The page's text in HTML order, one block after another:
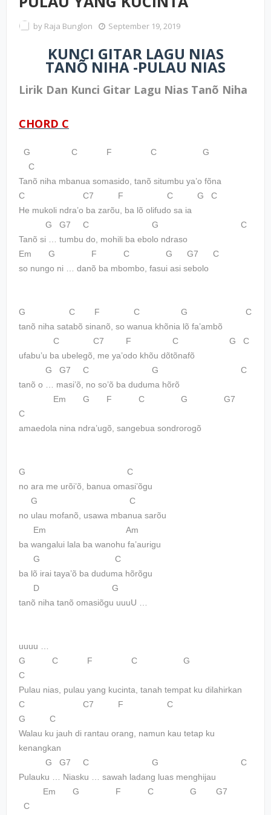
by Raja Bunglon September 19, 2019
KUNCI GITAR LAGU NIAS
TANÕ NIHA -PULAU NIAS
Lirik Dan Kunci Gitar Lagu Nias Tanõ Niha
CHORD C
G C F C G
C
Tanõ niha mbanua somasido, tanõ situmbu ya’o fõna
C C7 F C G C
He mukoli ndra’o ba zarõu, ba lõ olifudo sa ia
G G7 C G C
Tanõ si … tumbu do, mohili ba ebolo ndraso
Em G F C G G7 C
so nungo ni … danõ ba mbombo, fasui asi sebolo
G C F C G C
tanõ niha satabõ sinanõ, so wanua khõnia lõ fa’ambõ
C C7 F C G C
ufabu’u ba ubelegõ, me ya’odo khõu dõtõnafõ
G G7 C G C
tanõ o … masi’õ, no so’õ ba duduma hõrõ
Em G F C G G7
C
amaedola nina ndra’ugõ, sangebua sondrorogõ
G C
no ara me urõi’õ, banua omasi’õgu
G C
no ulau mofanõ, usawa mbanua sarõu
Em Am
ba wangalui lala ba wanohu fa’aurigu
G C
ba lõ irai taya’õ ba duduma hõrõgu
D G
tanõ niha tanõ omasiõgu uuuU …
uuuu …
G C F C G
C
Pulau nias, pulau yang kucinta, tanah tempat ku dilahirkan
C C7 F C
G C
Walau ku jauh di rantau orang, namun kau tetap ku
kenangkan
G G7 C G C
Pulauku … Niasku … sawah ladang luas menghijau
Em G F C G G7
C